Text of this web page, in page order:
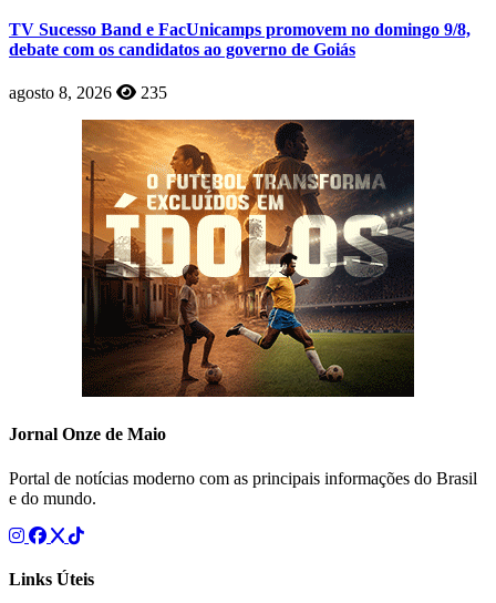
TV Sucesso Band e FacUnicamps promovem no domingo 9/8,
debate com os candidatos ao governo de Goiás
agosto 8, 2026 235
Jornal Onze de Maio
Portal de notícias moderno com as principais informações do Brasil
e do mundo.
Links Úteis